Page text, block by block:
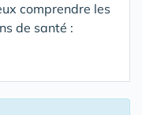
comprendre les
de santé :